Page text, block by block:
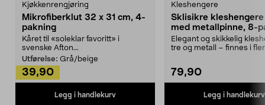
Kjøkkenrengjøring
Mikrofiberklut 32 x 31 cm, 4-
pakning
Kåret til «soleklar favoritt» i
svenske Afton...
Utførelse: Grå/beige
39,90
Legg i handlekurv
Kleshengere
Sklisikre
med metallpinne, 8-
Elegant og skikkelig
tre og metall – finnes i
79,90
Legg i handlekurv